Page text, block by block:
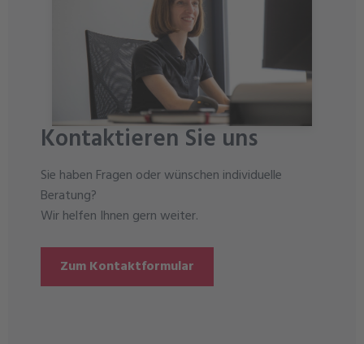
Kontaktieren Sie uns
Sie haben Fragen oder wünschen individuelle
Beratung?
Wir helfen Ihnen gern weiter.
Zum Kontaktformular